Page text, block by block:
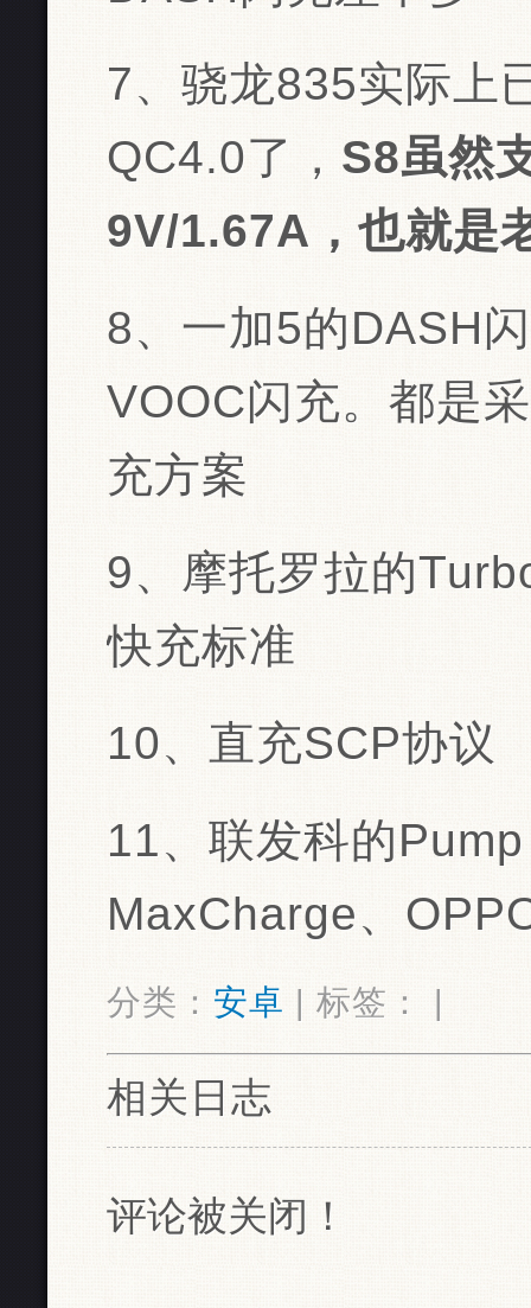
7、骁龙835实际上
QC4.0了， S8虽然
9V/1.67A，也就是
8、一加5的DASH
VOOC闪充。都是
充方案
9、摩托罗拉的
快充标准
10、直充SCP协议
11、联发科的
MaxCharge、
分类： 安卓 | 标签： |
相关日志
评论被关闭！